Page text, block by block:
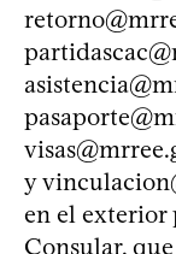
y
en el exterior
Consular,